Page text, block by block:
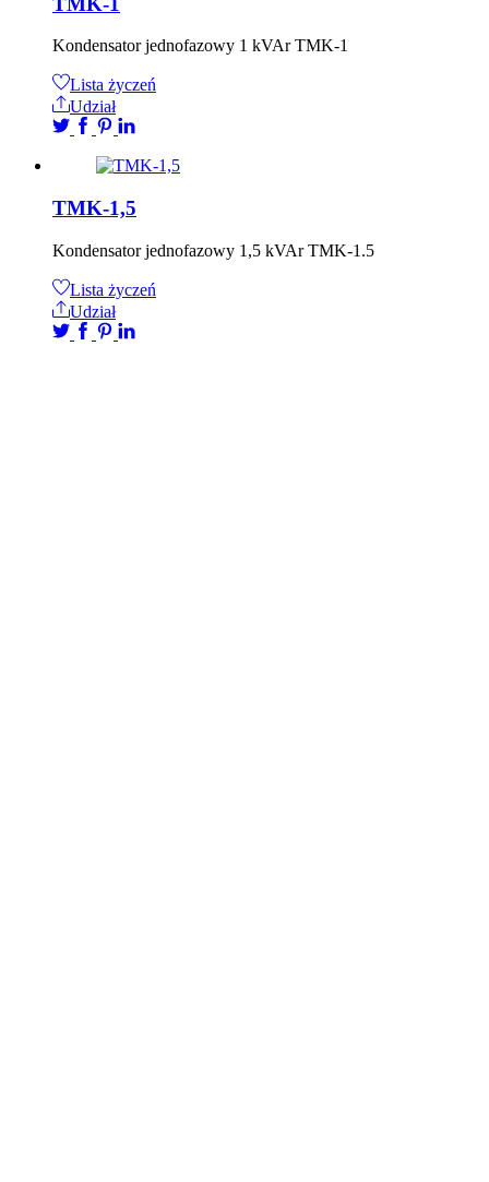
Kondensator jednofazowy 1 kVAr TMK-1
Lista życzeń
Udział
TMK-1,5
Kondensator jednofazowy 1,5 kVAr TMK-1.5
Lista życzeń
Udział